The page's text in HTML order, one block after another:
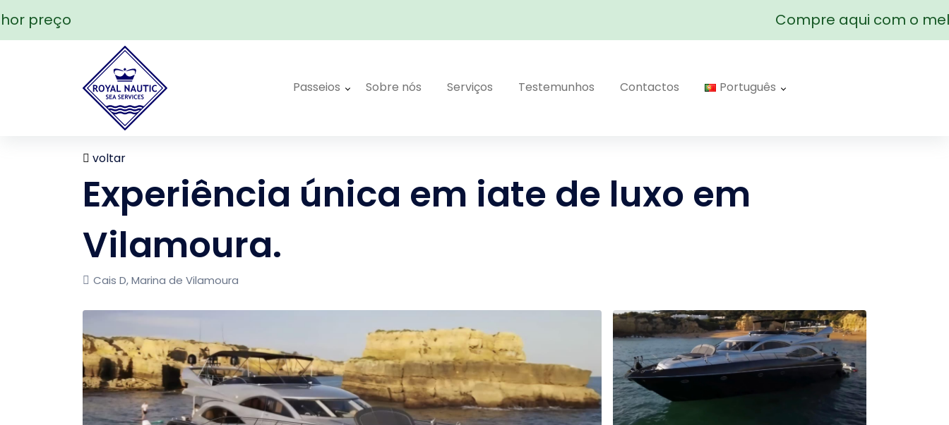
preço Compre aqui com o
Passeios Sobre nós Serviços Testemunhos Contactos Português
voltar
Experiência única em iate de luxo em
Vilamoura.
Cais D, Marina de Vilamoura